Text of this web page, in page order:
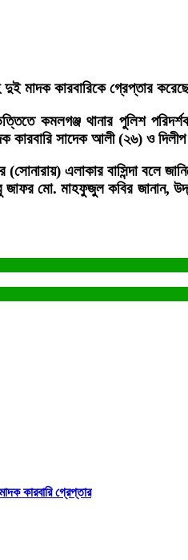
মাদক কারবারিকে গ্রেপ্তার
কমলগঞ্জ থানার পুলিশ
কারবারি সাদেক আলী (২৬) ও
এলাকার বাসিন্দা বলে
মো. মাহফুজুল কবির জানান,
কারবারি গ্রেপ্তার